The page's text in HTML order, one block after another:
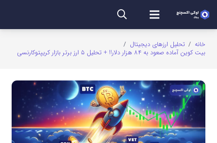
خانه / تحلیل ارزهای دیجیتال /
بیت کوین آماده صعود به ۸۴ هزار دلار!! + تحلیل ۵ ارز برتر بازار کریپتوکارنسی